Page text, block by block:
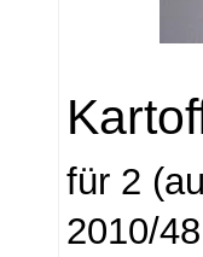
für 2
2010/